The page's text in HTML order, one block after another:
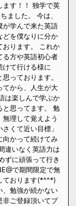
ます！！ 独学で英
ました。 今は、
が学んで来た英語
どを僕なりに分か
おります。 これか
る方や英語初心者
けて行ける様に
っております。
てから、人生が大
は楽しんで学ぶか
と思ってます。 勉
理して覚えよう
くて近い目標」
向かって続けてみ
違いなく英語力は
ずに頑張って行き
で期間限定で無
ております(*^^*)
、勉強が続かない
非ご登録頂いてプ